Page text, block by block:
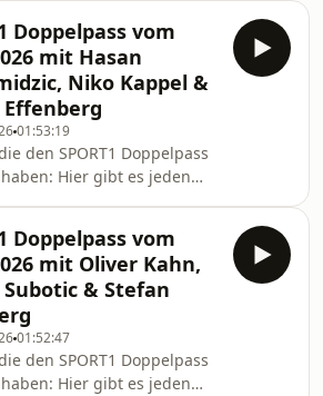
Andreas Möller
1990, Europameister
League-Sieger 1997,
Meister 1995, 1996),
Maceri (TV-Moderatorin,
Sportjournalistin), Timo
Moderator, Reporte
Doppelpass vom
mit Hasan
Niko Kappel &
01:53:19
den SPORT1 Doppelpass
Hier gibt es jeden
Hasan Salihamidzic
(2017 - 2020) &
(2020 - 2023) beim FC
League-Sieger
Deutscher Meister &
Pokalsieger), Niko Kappel
Doppelpass vom
mit Oliver Kahn,
& Stefan
01:52:47
den SPORT1 Doppelpass
Hier gibt es jeden